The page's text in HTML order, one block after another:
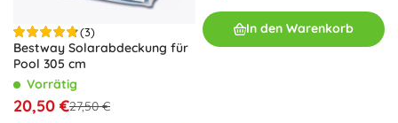
(3)
Bestway Solarabdeckung für
Pool 305 cm
Vorrätig
20,50 €27,50 €
In den Warenkorb